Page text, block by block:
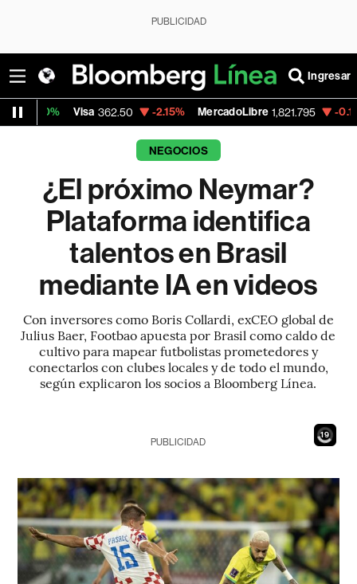
PUBLICIDAD
Ingresar
362.50 -2.15% MercadoLibre 1,821.795 -0.14% Banco de
NEGOCIOS
¿El próximo Neymar?
Plataforma identifica
talentos en Brasil
mediante IA en videos
Con inversores como Boris Collardi, exCEO global de
Julius Baer, Footbao apuesta por Brasil como caldo de
cultivo para mapear futbolistas prometedores y
conectarlos con clubes locales y de todo el mundo,
según explicaron los socios a Bloomberg Línea.
17
PUBLICIDAD